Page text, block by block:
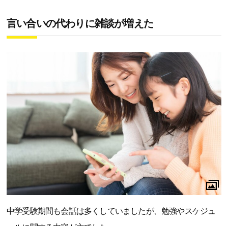
言い合いの代わりに雑談が増えた
中学受験期間も会話は多くしていましたが、勉強やスケジュ